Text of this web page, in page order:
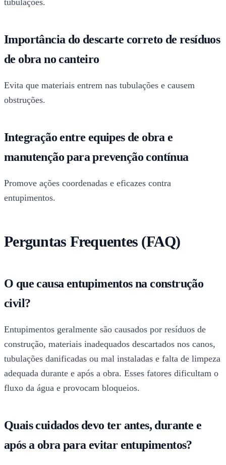
tubulações.
Importância do descarte correto de resíduos
de obra no canteiro
Evita que materiais entrem nas tubulações e causem
obstruções.
Integração entre equipes de obra e
manutenção para prevenção contínua
Promove ações coordenadas e eficazes contra
entupimentos.
Perguntas Frequentes (FAQ)
O que causa entupimentos na construção
civil?
Entupimentos geralmente são causados por resíduos de
construção, materiais inadequados descartados nos canos,
tubulações danificadas ou mal instaladas e falta de limpeza
adequada durante e após a obra. Esses fatores dificultam o
fluxo da água e provocam bloqueios.
Quais cuidados devo ter antes, durante e
após a obra para evitar entupimentos?